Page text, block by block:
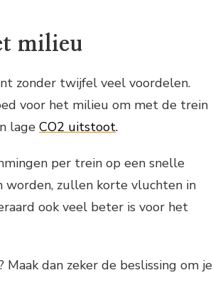
milieu
zonder twijfel veel voordelen.
voor het milieu om met de trein
lage CO2 uitstoot.
per trein op een snelle
worden, zullen korte vluchten in
ook veel beter is voor het
dan zeker de beslissing om je